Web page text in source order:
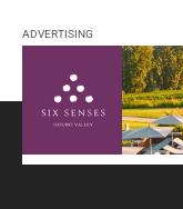
ADVERTISING